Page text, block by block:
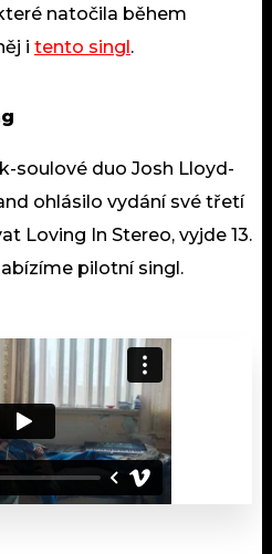
natočila během
i tento singl .
soulové duo Josh Lloyd-
ohlásilo vydání své třetí
Loving In Stereo, vyjde 13.
pilotní singl.